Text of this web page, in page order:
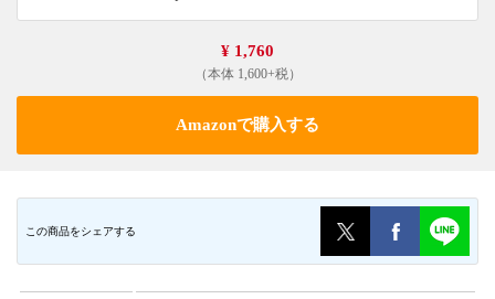
¥ 1,760
（本体 1,600+税）
Amazonで購入する
この商品をシェアする